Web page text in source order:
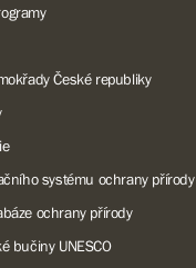
České republiky
systému ochrany přírody
ochrany přírody
bučiny UNESCO